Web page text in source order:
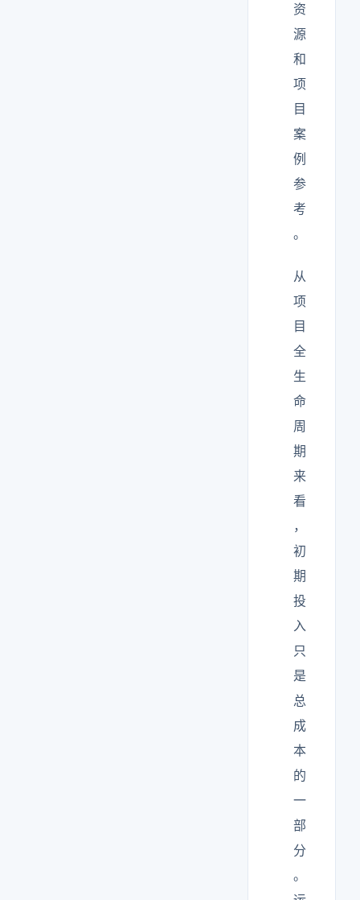
资
源
和
项
目
案
例
参
考
。
从
项
目
全
生
命
周
期
来
看
，
初
期
投
入
只
是
总
成
本
的
一
部
分
。